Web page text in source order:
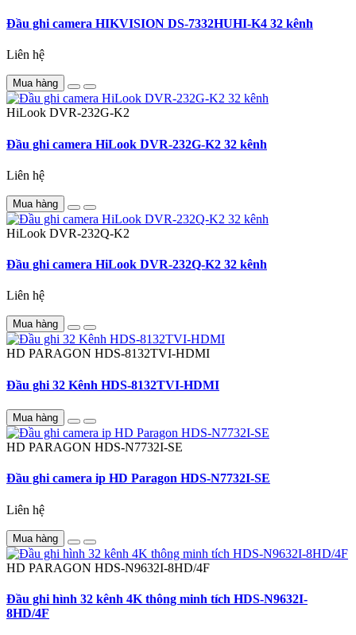
Đầu ghi camera HIKVISION DS-7332HUHI-K4 32 kênh
Liên hệ
Mua hàng
HiLook DVR-232G-K2
Đầu ghi camera HiLook DVR-232G-K2 32 kênh
Liên hệ
Mua hàng
HiLook DVR-232Q-K2
Đầu ghi camera HiLook DVR-232Q-K2 32 kênh
Liên hệ
Mua hàng
HD PARAGON HDS-8132TVI-HDMI
Đầu ghi 32 Kênh HDS-8132TVI-HDMI
Mua hàng
HD PARAGON HDS-N7732I-SE
Đầu ghi camera ip HD Paragon HDS-N7732I-SE
Liên hệ
Mua hàng
HD PARAGON HDS-N9632I-8HD/4F
Đầu ghi hình 32 kênh 4K thông minh tích HDS-N9632I-
8HD/4F